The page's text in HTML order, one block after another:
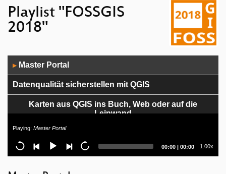
Playlist "FOSSGIS
2018"
Player
▶ Master Portal
Datenqualität sicherstellen mit QGIS
Karten aus QGIS ins Buch, Web oder auf die
Leinwand
Eisenbahnrouting mit GraphHopper
5-Minuten-Kartografie-Rezepte aus der QGIS-
Playing: Master Portal
Current
00:00 | Total
00:00 1.00x